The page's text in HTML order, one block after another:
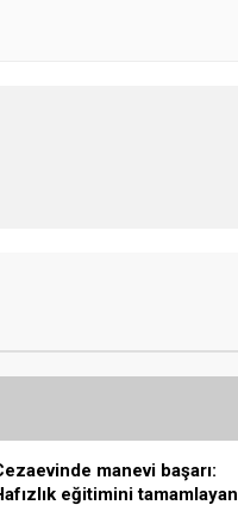
manevi başarı:
eğitimini tamamlayan